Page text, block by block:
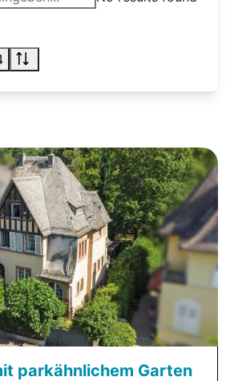
parkähnlichem Garten